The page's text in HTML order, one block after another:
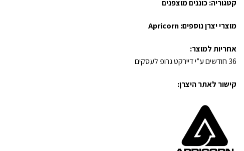
קטגוריה:כוננים מוצפנים
מוצרי יצרן נוספים: Apricorn
אחריות למוצר:
36 חודשים ע”י דיירקט גרופ לעסקים
קישור לאתר היצרן: